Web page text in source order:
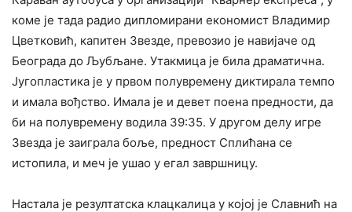
коме је тада радио дипломирани економист Владимир
Цветковић, капитен Звезде, превозио је навијаче од
Београда до Љубљане. Утакмица је била драматична.
Југопластика је у првом полувремену диктирала темпо
и имала вођство. Имала је и девет поена предности, да
би на полувремену водила 39:35. У другом делу игре
Звезда је заиграла боље, предност Сплићана се
истопила, и меч је ушао у егал завршницу.
Настала је резултатска клацкалица у којој је Славнић на